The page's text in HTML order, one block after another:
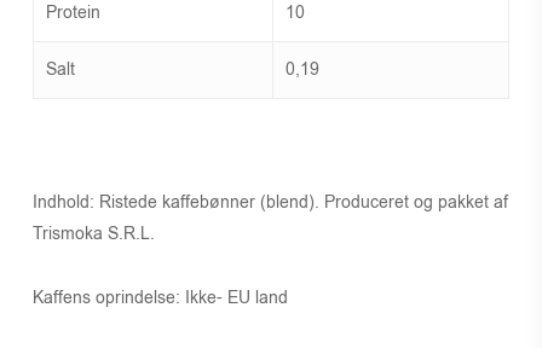
Protein 10
Salt 0,19
Indhold: Ristede kaffebønner (blend). Produceret og pakket af
Trismoka S.R.L.
Kaffens oprindelse: Ikke- EU land